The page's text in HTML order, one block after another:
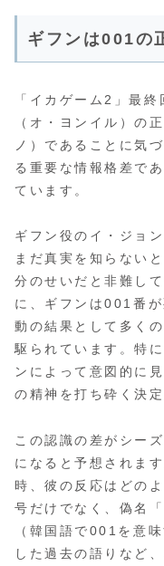
ギフンは001の
「イカゲーム2」最
（オ・ヨンイル）の
ノ）であることに気
る重要な情報格差で
ています。
ギフン役のイ・ジョ
まだ真実を知らない
分のせいだと非難し
に、ギフンは001番
動の結果として多く
駆られています。特
ンによって意図的に
の精神を打ち砕く決
この認識の差がシー
になると予想されま
時、彼の反応はどの
号だけでなく、偽名
（韓国語で001を意
した過去の語りなど